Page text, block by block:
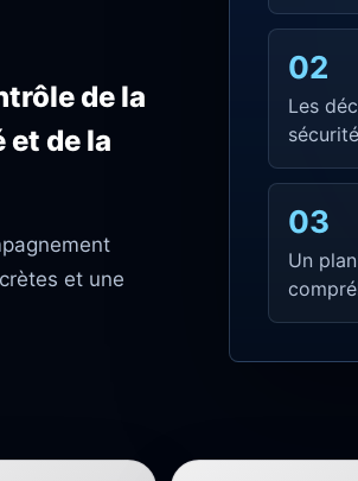
de la
et de la
et une
02
Les
03
Un